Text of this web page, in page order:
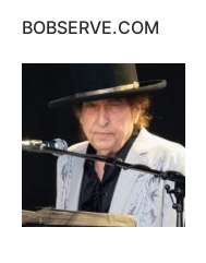
BOBSERVE.COM